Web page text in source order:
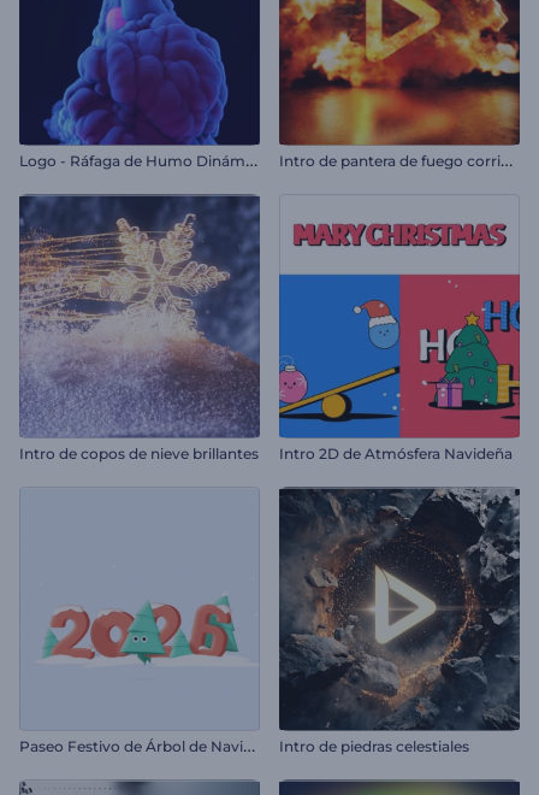
L
ogo - Ráfaga de Humo Dinámico I
ntro de pantera de fuego corriendo
Intro de copos de nieve brillantes Intro 2D de Atmósfera Navideña
P
aseo Festivo de Árbol de Navidad Intro de piedras celestiales